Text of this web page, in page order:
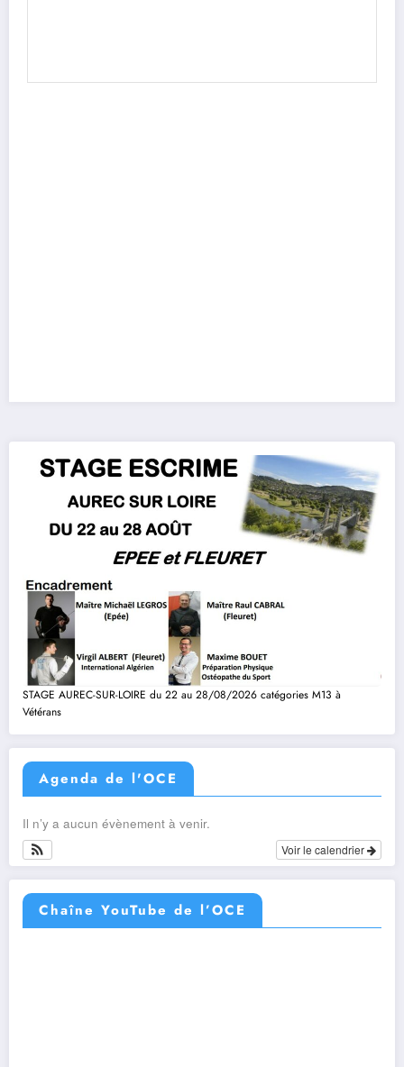
STAGE AUREC-SUR-LOIRE du 22 au 28/08/2026 catégories M13 à
Vétérans
Agenda de l'OCE
Il n’y a aucun évènement à venir.
Voir le calendrier
Chaîne YouTube de l’OCE